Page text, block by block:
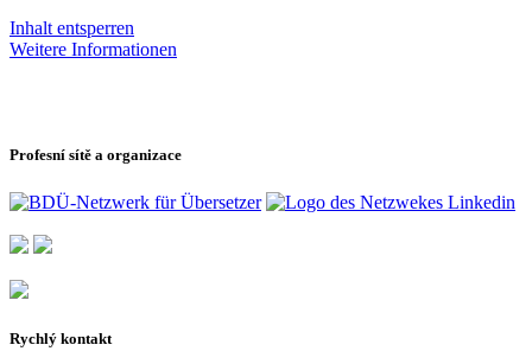
Inhalt entsperren
Weitere Informationen
Profesní sítě a organizace
Rychlý kontakt